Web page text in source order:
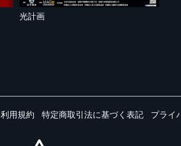
光計画
利用規約 特定商取引法に基づく表記 プライ